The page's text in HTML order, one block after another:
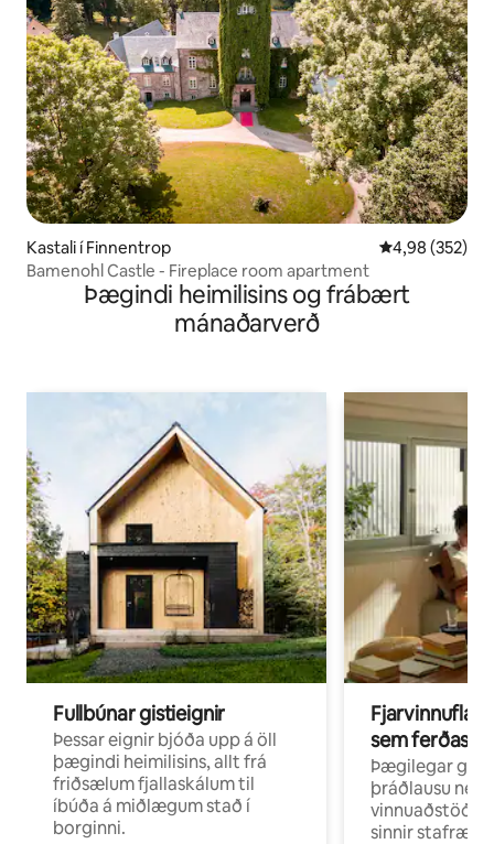
Kastali í Finnentrop 4,98 af 5 í
4,98 (352)
Bamenohl Castle - Fireplace room apartment
Þægindi heimilisins og frábært
mánaðarverð
Fullbúnar gistieignir
Þessar eignir bjóða upp á öll
þægindi heimilisins, allt frá
friðsælum fjallaskálum til
íbúða á miðlægum stað í
borginni.
sem ferðast
Þægilegar
þráðlausu neti
vinnuaðstöðu
sinnir